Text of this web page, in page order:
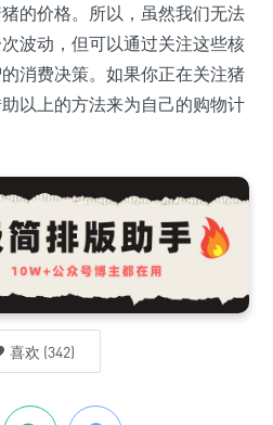
的价格。所以，虽然我们无法
波动，但可以通过关注这些核
消费决策。如果你正在关注猪
以上的方法来为自己的购物计
喜欢 (342)